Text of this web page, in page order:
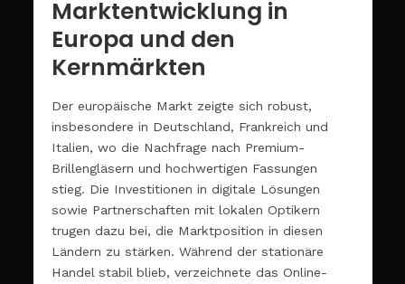
Marktentwicklung in
Europa und den
Kernmärkten
Der europäische Markt zeigte sich robust,
insbesondere in Deutschland, Frankreich und
Italien, wo die Nachfrage nach Premium-
Brillengläsern und hochwertigen Fassungen
stieg. Die Investitionen in digitale Lösungen
sowie Partnerschaften mit lokalen Optikern
trugen dazu bei, die Marktposition in diesen
Ländern zu stärken. Während der stationäre
Handel stabil blieb, verzeichnete das Online-